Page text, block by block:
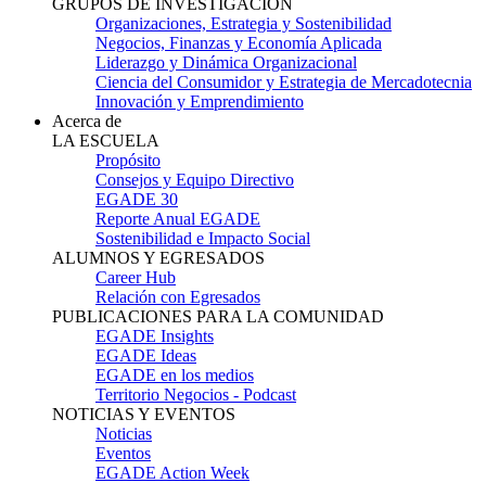
GRUPOS DE INVESTIGACIÓN
Organizaciones, Estrategia y Sostenibilidad
Negocios, Finanzas y Economía Aplicada
Liderazgo y Dinámica Organizacional
Ciencia del Consumidor y Estrategia de Mercadotecnia
Innovación y Emprendimiento
Acerca de
LA ESCUELA
Propósito
Consejos y Equipo Directivo
EGADE 30
Reporte Anual EGADE
Sostenibilidad e Impacto Social
ALUMNOS Y EGRESADOS
Career Hub
Relación con Egresados
PUBLICACIONES PARA LA COMUNIDAD
EGADE Insights
EGADE Ideas
EGADE en los medios
Territorio Negocios - Podcast
NOTICIAS Y EVENTOS
Noticias
Eventos
EGADE Action Week